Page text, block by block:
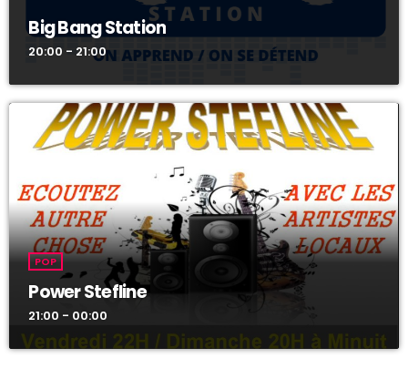
Big Bang Station
20:00 - 21:00
POP
Power Stefline
21:00 - 00:00